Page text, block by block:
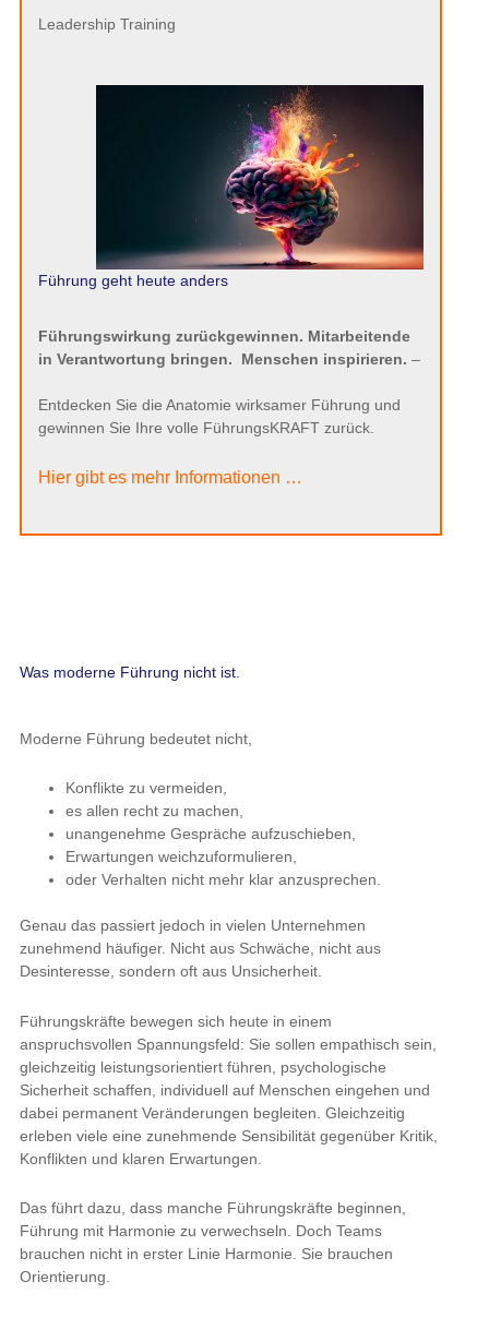
Leadership Training
Führung geht heute anders
Führungswirkung zurückgewinnen. Mitarbeitende
in Verantwortung bringen. Menschen inspirieren. –
Entdecken Sie die Anatomie wirksamer Führung und
gewinnen Sie Ihre volle FührungsKRAFT zurück.
Hier gibt es mehr Informationen …
Was moderne Führung nicht ist.
Moderne Führung bedeutet nicht,
Konflikte zu vermeiden,
es allen recht zu machen,
unangenehme Gespräche aufzuschieben,
Erwartungen weichzuformulieren,
oder Verhalten nicht mehr klar anzusprechen.
Genau das passiert jedoch in vielen Unternehmen
zunehmend häufiger. Nicht aus Schwäche, nicht aus
Desinteresse, sondern oft aus Unsicherheit.
Führungskräfte bewegen sich heute in einem
anspruchsvollen Spannungsfeld: Sie sollen empathisch sein,
gleichzeitig leistungsorientiert führen, psychologische
Sicherheit schaffen, individuell auf Menschen eingehen und
dabei permanent Veränderungen begleiten. Gleichzeitig
erleben viele eine zunehmende Sensibilität gegenüber Kritik,
Konflikten und klaren Erwartungen.
Das führt dazu, dass manche Führungskräfte beginnen,
Führung mit Harmonie zu verwechseln. Doch Teams
brauchen nicht in erster Linie Harmonie. Sie brauchen
Orientierung.